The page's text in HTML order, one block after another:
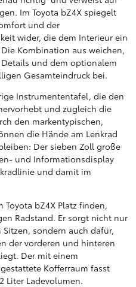
Im Toyota bZ4X spiegelt
und der
wider, die dem Interieur ein
Kombination aus weichen,
und dem optionalem
Gesamteindruck bei.
Instrumententafel, die den
und zugleich die
den markentypischen,
die Hände am Lenkrad
Der sieben Zoll große
und Informationsdisplay
und damit im
bZ4X Platz finden,
Radstand. Er sorgt nicht nur
sondern auch dafür,
der vorderen und hinteren
Der mit einem
Kofferraum fasst
Liter Ladevolumen.